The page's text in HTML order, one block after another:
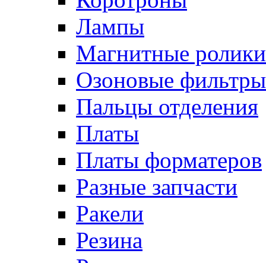
Лампы
Магнитные ролики
Озоновые фильтры
Пальцы отделения
Платы
Платы форматеров
Разные запчасти
Ракели
Резина